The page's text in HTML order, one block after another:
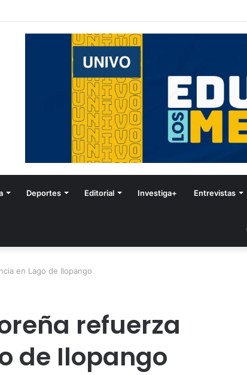
de Invierno
Deportes Editorial Investiga+ Entrevistas
en Lago de Ilopango
refuerza
de Ilopango